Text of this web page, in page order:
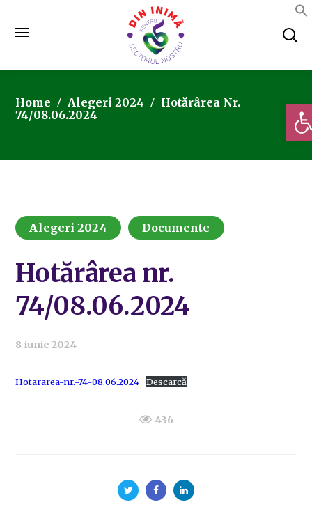
Home Alegeri 2024
Hotărârea Nr.
74/08.06.2024
Alegeri 2024 Documente
Hotărârea nr.
74/08.06.2024
8 iunie 2024
Hotararea-nr.-74-08.06.2024 Descarcă
436